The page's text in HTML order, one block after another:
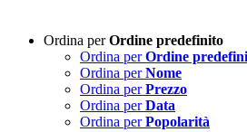
Ordina perOrdine predefinito
Ordina perOrdine
Ordina perNome
Ordina perPrezzo
Ordina perData
Ordina perPopolarità